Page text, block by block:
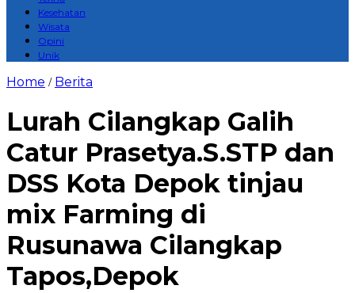
Kesehatan
Wisata
Opini
Unik
Home / Berita
Lurah Cilangkap Galih
Catur Prasetya.S.STP dan
DSS Kota Depok tinjau
mix Farming di
Rusunawa Cilangkap
Tapos,Depok